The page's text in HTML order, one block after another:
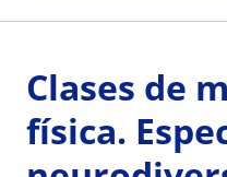
Clases de
física.